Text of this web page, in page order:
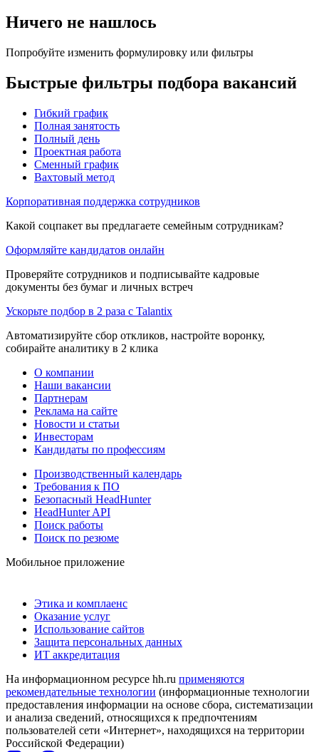
Ничего не нашлось
Попробуйте изменить формулировку или фильтры
Быстрые фильтры подбора вакансий
Гибкий график
Полная занятость
Полный день
Проектная работа
Сменный график
Вахтовый метод
Корпоративная поддержка сотрудников
Какой соцпакет вы предлагаете семейным сотрудникам?
Оформляйте кандидатов онлайн
Проверяйте сотрудников и подписывайте кадровые
документы без бумаг и личных встреч
Ускорьте подбор в 2 раза с Talantix
Автоматизируйте сбор откликов, настройте воронку,
собирайте аналитику в 2 клика
О компании
Наши вакансии
Партнерам
Реклама на сайте
Новости и статьи
Инвесторам
Кандидаты по профессиям
Производственный календарь
Требования к ПО
Безопасный HeadHunter
HeadHunter API
Поиск работы
Поиск по резюме
Мобильное приложение
Этика и комплаенс
Оказание услуг
Использование сайтов
Защита персональных данных
ИТ аккредитация
На информационном ресурсе hh.ru применяются
рекомендательные технологии (информационные технологии
предоставления информации на основе сбора, систематизации
и анализа сведений, относящихся к предпочтениям
пользователей сети «Интернет», находящихся на территории
Российской Федерации)